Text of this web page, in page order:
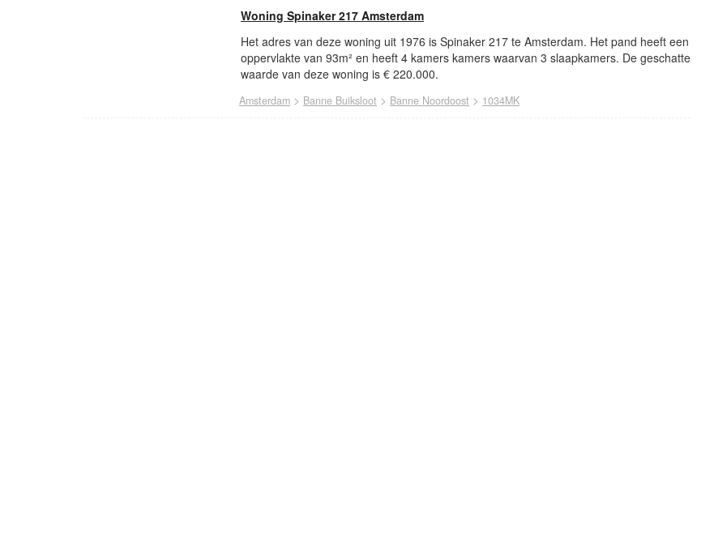
Woning Spinaker 217 Amsterdam
Het adres van deze woning uit 1976 is Spinaker 217 te Amsterdam. Het pand heeft een
oppervlakte van 93m² en heeft 4 kamers kamers waarvan 3 slaapkamers. De geschatte
waarde van deze woning is € 220.000.
Amsterdam > Banne Buiksloot > Banne Noordoost > 1034MK